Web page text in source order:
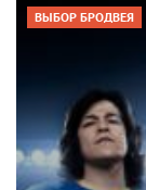
ВЫБОР БРОДВЕЯ